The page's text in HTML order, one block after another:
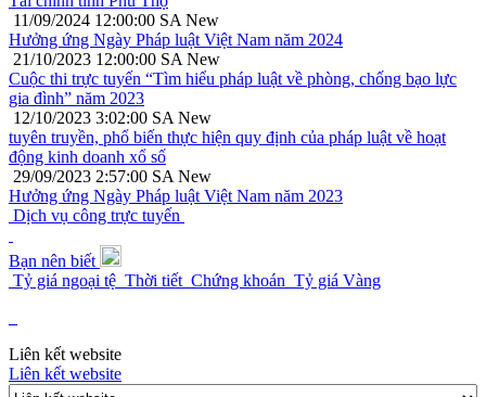
11/09/2024 12:00:00 SA New
Hưởng ứng Ngày Pháp luật Việt Nam năm 2024
21/10/2023 12:00:00 SA New
Cuộc thi trực tuyến “Tìm hiểu pháp luật về phòng, chống bạo lực
gia đình” năm 2023
12/10/2023 3:02:00 SA New
tuyên truyền, phổ biến thực hiện quy định của pháp luật về hoạt
động kinh doanh xổ số
29/09/2023 2:57:00 SA New
Hưởng ứng Ngày Pháp luật Việt Nam năm 2023
Dịch vụ công trực tuyến
Bạn nên biết
Tỷ giá ngoại tệ Thời tiết Chứng khoán Tỷ giá Vàng
Liên kết website
Liên kết website